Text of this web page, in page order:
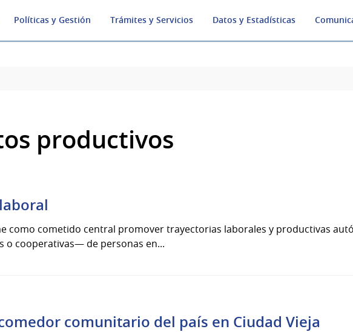
Políticas y Gestión Trámites y Servicios Datos y Estadísticas
productivos
como cometido central promover trayectorias laborales y productivas
o cooperativas— de personas en...
comunitario del país en Ciudad Vieja